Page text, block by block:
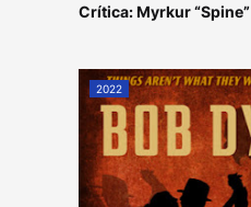
Crítica: Myrkur “Spine”
2022